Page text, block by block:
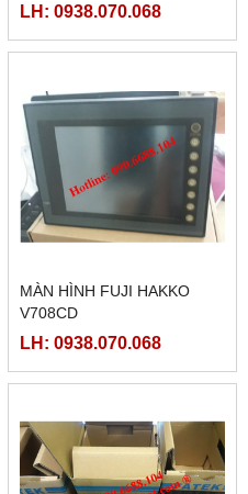
LH: 0938.070.068
MÀN HÌNH FUJI HAKKO
V708CD
LH: 0938.070.068